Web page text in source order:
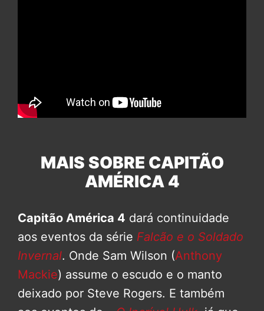
MAIS SOBRE CAPITÃO
AMÉRICA 4
Capitão América 4 dará continuidade
aos eventos da série Falcão e o Soldado
Invernal. Onde Sam Wilson (Anthony
Mackie) assume o escudo e o manto
deixado por Steve Rogers. E também